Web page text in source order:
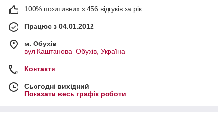
100% позитивних з 456 відгуків за рік
Працює з 04.01.2012
м. Обухів
вул.Каштанова, Обухів, Україна
Контакти
Сьогодні вихідний
Показати весь графік роботи